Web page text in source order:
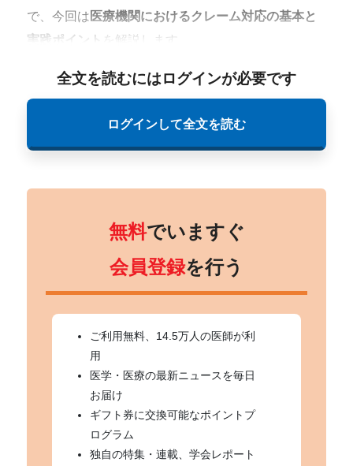
で、今回は医療機関におけるクレーム対応の基本と
実践ポイント
を解説します。
全文を読むにはログインが必要です
ログインして全文を読む
無料でいますぐ
会員登録を行う
ご利用無料、14.5万人の医師が利
用
医学・医療の最新ニュースを毎日
お届け
ギフト券に交換可能なポイントプ
ログラム
独自の特集・連載、学会レポート